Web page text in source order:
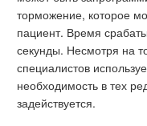
торможение, которое
пациент. Время
секунды. Несмотря на
специалистов
необходимость в тех
задействуется.